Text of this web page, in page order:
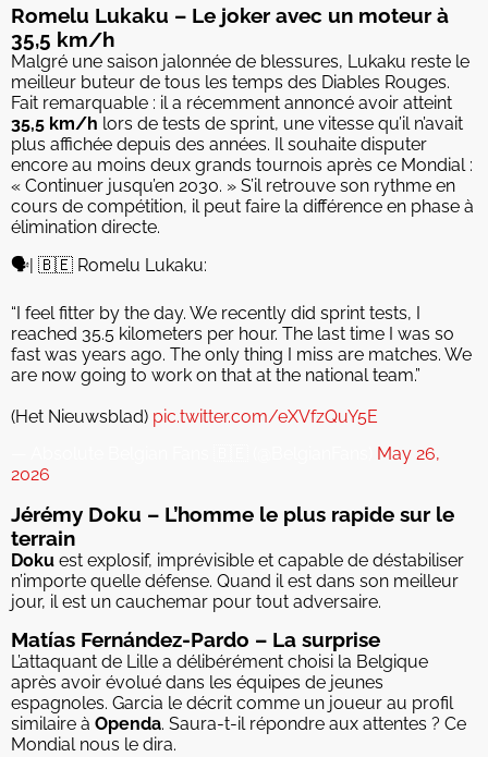
Romelu Lukaku – Le joker avec un moteur à
35,5 km/h
Malgré une saison jalonnée de blessures, Lukaku reste le
meilleur buteur de tous les temps des Diables Rouges.
Fait remarquable : il a récemment annoncé avoir atteint
35,5 km/h lors de tests de sprint, une vitesse qu’il n’avait
plus affichée depuis des années. Il souhaite disputer
encore au moins deux grands tournois après ce Mondial :
« Continuer jusqu’en 2030. » S’il retrouve son rythme en
cours de compétition, il peut faire la différence en phase à
élimination directe.
🗣️| 🇧🇪 Romelu Lukaku:
“I feel fitter by the day. We recently did sprint tests, I
reached 35.5 kilometers per hour. The last time I was so
fast was years ago. The only thing I miss are matches. We
are now going to work on that at the national team.”
(Het Nieuwsblad) pic.twitter.com/eXVfzQuY5E
May 26,
2026
Jérémy Doku – L’homme le plus rapide sur le
terrain
Doku est explosif, imprévisible et capable de déstabiliser
n’importe quelle défense. Quand il est dans son meilleur
jour, il est un cauchemar pour tout adversaire.
Matías Fernández-Pardo – La surprise
L’attaquant de Lille a délibérément choisi la Belgique
après avoir évolué dans les équipes de jeunes
espagnoles. Garcia le décrit comme un joueur au profil
similaire à Openda. Saura-t-il répondre aux attentes ? Ce
Mondial nous le dira.